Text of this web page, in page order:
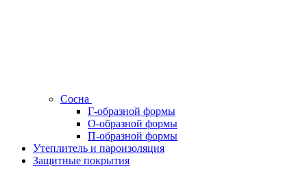
Сосна
Г-образной формы
О-образной формы
П-образной формы
Утеплитель и пароизоляция
Защитные покрытия